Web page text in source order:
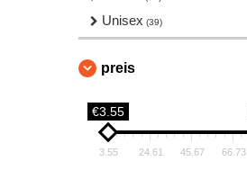
Unisex (39)
preis
€3.55
3.55 24.61 45.67 66.73